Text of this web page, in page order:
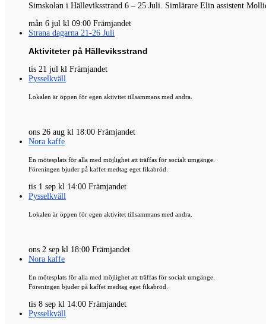
Simskolan i Hälleviksstrand 6 – 25 Juli. Simlärare Elin assistent
mån 6 jul kl 09:00 Främjandet
Strana dagarna 21-26 Juli
Aktiviteter på Hälleviksstrand
tis 21 jul kl Främjandet
Pysselkväll
Lokalen är öppen för egen aktivitet tillsammans med andra.
ons 26 aug kl 18:00 Främjandet
Nora kaffe
En mötesplats för alla med möjlighet att träffas för socialt umgänge.
Föreningen bjuder på kaffet medtag eget fikabröd.
tis 1 sep kl 14:00 Främjandet
Pysselkväll
Lokalen är öppen för egen aktivitet tillsammans med andra.
ons 2 sep kl 18:00 Främjandet
Nora kaffe
En mötesplats för alla med möjlighet att träffas för socialt umgänge.
Föreningen bjuder på kaffet medtag eget fikabröd.
tis 8 sep kl 14:00 Främjandet
Pysselkväll